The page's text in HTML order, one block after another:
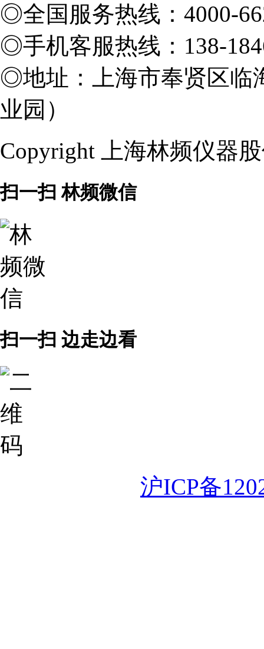
◎全国服务热线：4000-
◎手机客服热线：138-
◎地址：上海市奉贤区临
业园）
Copyright 上海林频仪器
扫一扫 林频微信
扫一扫 边走边看
沪ICP备